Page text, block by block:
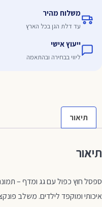
משלוח מהיר
עד דלת הגן בכל הארץ
ייעוץ אישי
ליווי בבחירה ובהתאמה
תיאור
תיאור
ספסל חוץ כפול עם גג ומדף –
איכותי ומוקפד לילדים. משלב